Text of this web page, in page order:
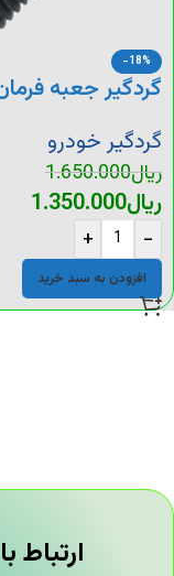
-18%
گردگیر جعبه
گردگیر خودرو
ریال1.650.000
ریال1.350.000
-
+
افزودن به سبد خرید
ارتباط